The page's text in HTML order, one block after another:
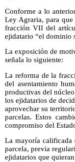
Conforme a lo
Ley Agraria, para
fracción VII del
ejidatario “el dominio
La exposición de
señala lo siguiente:
La reforma de la
del asentamiento
productivas del
los ejidatarios de
aprovechar su
parcelas. Estos
compromiso del
La mayoría
parcela, previa
ejidatarios que